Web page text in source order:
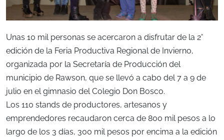
Unas 10 mil personas se acercaron a disfrutar de la 2°
edición de la Feria Productiva Regional de Invierno,
organizada por la Secretaría de Producción del
municipio de Rawson, que se llevó a cabo del 7 a 9 de
julio en el gimnasio del Colegio Don Bosco.
Los 110 stands de productores, artesanos y
emprendedores recaudaron cerca de 800 mil pesos a lo
largo de los 3 días, 300 mil pesos por encima a la edición